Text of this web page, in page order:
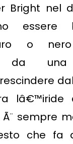
Bright nel
essere
o
da una
lâ€™iride
sempre
che fa